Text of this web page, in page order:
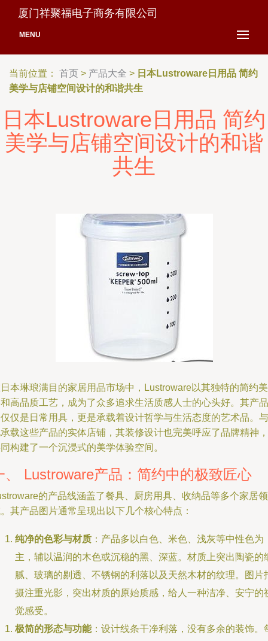
厦门祥聚福电子商务有限公司
MENU
当前位置： 首页 > 产品大全 > 日本Lustroware日用品 简约
美学与店铺空间设计的和谐共生
日本Lustroware日用品 简约
美学与店铺空间设计的和谐
共生
本琳琅满目的家居用品市场中，Lustroware以其独特的简约美
高品质工艺，成为了众多追求生活质感人士的心头好。其产品
仅是日常用具，更是承载着设计哲学与生活态度的艺术品。与
载这些产品的实体店铺，其装修设计也完美呼应了品牌精神，
构建了一个沉浸式的美学体验空间。
、 Lustroware产品：简约中的极致匠心
的产品线涵盖了餐具、厨房用具、收纳品等多个家居领
其产品图片通常呈现出以下几个核心特点：
纯净的色彩与材质 ：产品多以白色、米色、浅灰等中性色为
主，辅以温润的木色或沉稳的黑、深蓝。材质上突出陶瓷的
腻、玻璃的剔透、不锈钢的利落以及天然木材的纹理。图片
摄注重光影，突出材质的原始质感，给人一种洁净、安宁的
觉感受。
极简的形态与功能：设计线条干净利落，没有多余的装饰。